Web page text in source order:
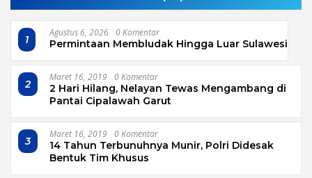
1
Agustus 6, 2026 0 Komentar
Permintaan Membludak Hingga Luar Sulawesi
2
Maret 16, 2019 0 Komentar
2 Hari Hilang, Nelayan Tewas Mengambang di
Pantai Cipalawah Garut
3
Maret 16, 2019 0 Komentar
14 Tahun Terbunuhnya Munir, Polri Didesak
Bentuk Tim Khusus